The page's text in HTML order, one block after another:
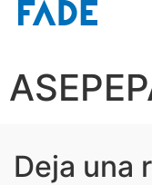
Deja una